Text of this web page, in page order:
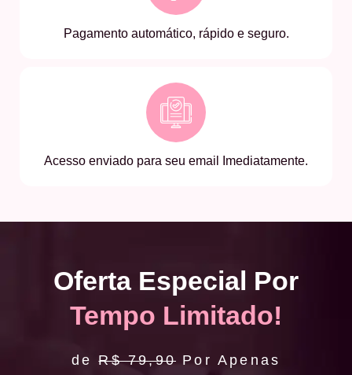
Pagamento automático, rápido e seguro.
Acesso enviado para seu email Imediatamente.
Oferta Especial Por
Tempo Limitado!
deR$ 79,90 Por Apenas